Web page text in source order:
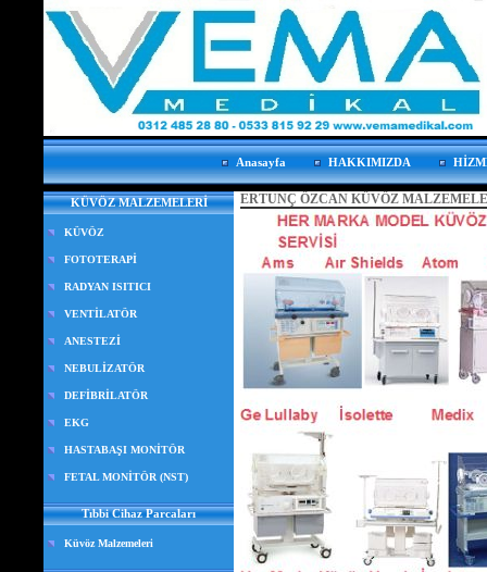
Anasayfa HAKKIMIZDA
KÜVÖZ MALZEMELERİ
KÜVÖZ
FOTOTERAPİ
RADYAN ISITICI
VENTİLATÖR
ANESTEZİ
NEBULİZATÖR
DEFİBRİLATÖR
EKG
HASTABAŞI MONİTÖR
FETAL MONİTÖR (NST)
Tıbbi Cihaz Parcaları
Küvöz Malzemeleri
ERTUNÇ ÖZCAN KÜVÖZ